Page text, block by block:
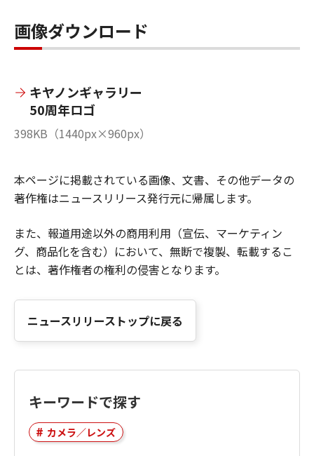
画像ダウンロード
キヤノンギャラリー
50周年ロゴ
398KB（1440px×960px）
本ページに掲載されている画像、文書、その他データの
著作権はニュースリリース発行元に帰属します。
また、報道用途以外の商用利用（宣伝、マーケティン
グ、商品化を含む）において、無断で複製、転載するこ
とは、著作権者の権利の侵害となります。
ニュースリリーストップに戻る
キーワードで探す
カメラ／レンズ